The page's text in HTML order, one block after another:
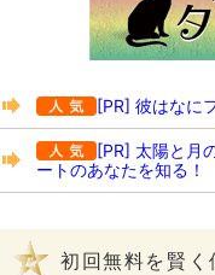
[PR] 彼はなに
[PR] 太陽と月
ートのあなたを知る！
初回無料を賢く